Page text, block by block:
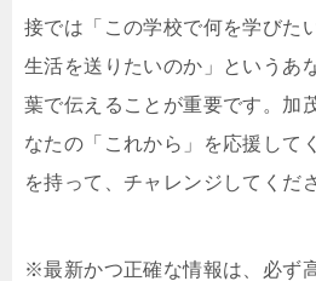
接では「この学校で何を学びた
生活を送りたいのか」というあ
葉で伝えることが重要です。加
なたの「これから」を応援して
を持って、チャレンジしてくだ
※最新かつ正確な情報は、必ず